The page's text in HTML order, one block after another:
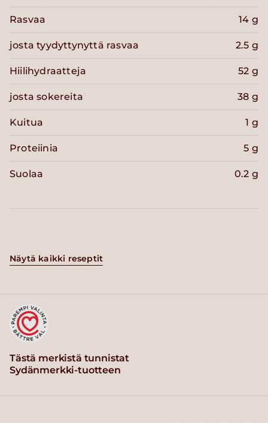
Rasvaa 14 g
josta tyydyttynyttä rasvaa 2.5 g
Hiilihydraatteja 52 g
josta sokereita 38 g
Kuitua 1 g
Proteiinia 5 g
Suolaa 0.2 g
Näytä kaikki reseptit
Tästä merkistä tunnistat
Sydänmerkki-tuotteen